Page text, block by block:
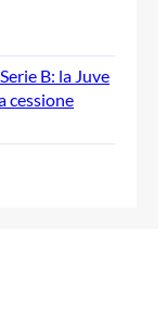
B: la Juve
cessione